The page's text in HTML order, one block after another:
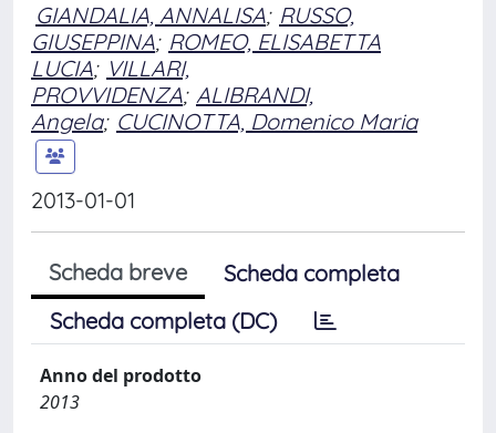
GIANDALIA, ANNALISA; RUSSO,
GIUSEPPINA; ROMEO, ELISABETTA
LUCIA; VILLARI,
PROVVIDENZA; ALIBRANDI,
Angela; CUCINOTTA, Domenico Maria
2013-01-01
Scheda breve
Scheda completa
Scheda completa (DC)
Anno del prodotto
2013